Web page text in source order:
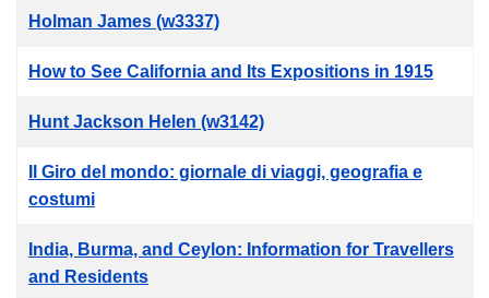
Holman James (w3337)
How to See California and Its Expositions in 1915
Hunt Jackson Helen (w3142)
Il Giro del mondo: giornale di viaggi, geografia e
costumi
India, Burma, and Ceylon: Information for Travellers
and Residents